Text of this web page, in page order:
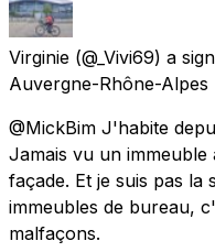
Virginie (@_Vivi69) a
Auvergne-Rhône-Alpes
@MickBim J'habite
Jamais vu un immeuble
façade. Et je suis pas la
immeubles de bureau,
malfaçons.